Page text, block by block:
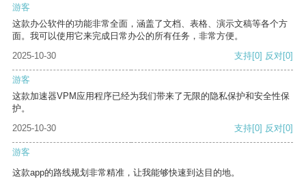
游客
这款办公软件的功能非常全面，涵盖了文档、表格、演示文稿等各个方
面。我可以使用它来完成日常办公的所有任务，非常方便。
2025-10-30
支持[0] 反对[0]
游客
这款加速器VPM应用程序已经为我们带来了无限的隐私保护和安全性保
护。
2025-10-30
支持[0] 反对[0]
游客
这款app的路线规划非常精准，让我能够快速到达目的地。